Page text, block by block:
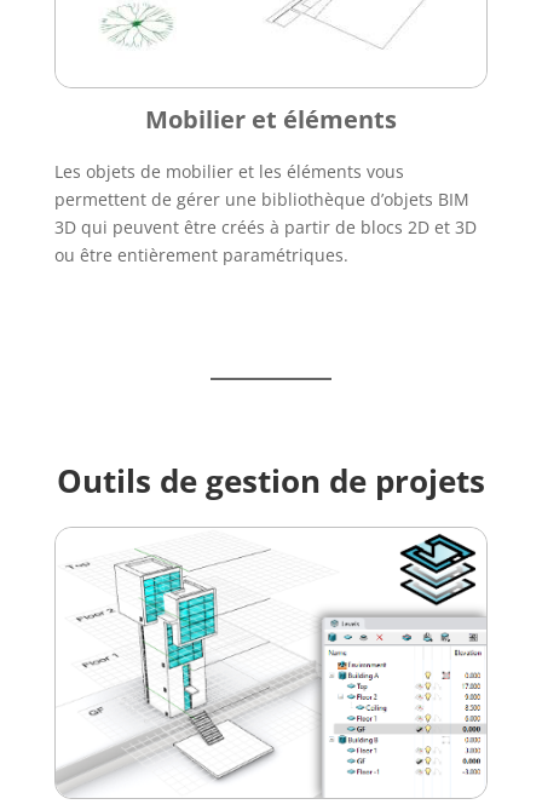
Mobilier et éléments
Les objets de mobilier et les éléments vous
permettent de gérer une bibliothèque d’objets BIM
3D qui peuvent être créés à partir de blocs 2D et 3D
ou être entièrement paramétriques.
Outils de gestion de projets